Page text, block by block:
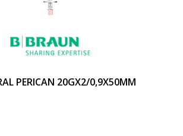
PERICAN 20GX2/0,9X50MM